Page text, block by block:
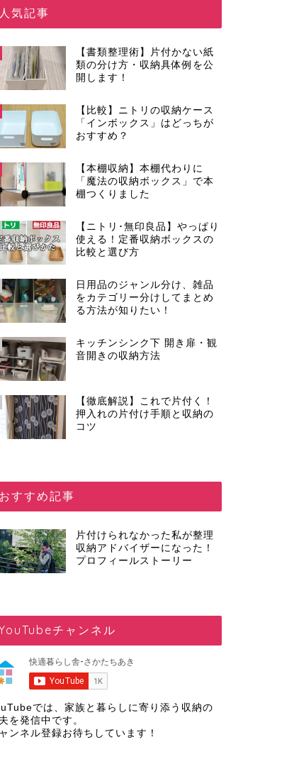
人気記事
【書類整理術】片付かない紙
類の分け方・収納具体例を公
開します！
【比較】ニトリの収納ケース
「インボックス」はどっちが
おすすめ？
【本棚収納】本棚代わりに
「魔法の収納ボックス」で本
棚つくりました
【ニトリ･無印良品】やっぱり
使える！定番収納ボックスの
比較と選び方
日用品のジャンル分け、雑品
をカテゴリー分けしてまとめ
る方法が知りたい！
キッチンシンク下 開き扉・観
音開きの収納方法
【徹底解説】これで片付く！
押入れの片付け手順と収納の
コツ
おすすめ記事
片付けられなかった私が整理
収納アドバイザーになった！
プロフィールストーリー
チャンネル
では、家族と暮らしに寄り添う収納の
を発信中です。
ンネル登録お待ちしています！